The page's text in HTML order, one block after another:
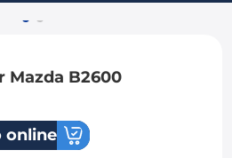
Mazda B2600
online